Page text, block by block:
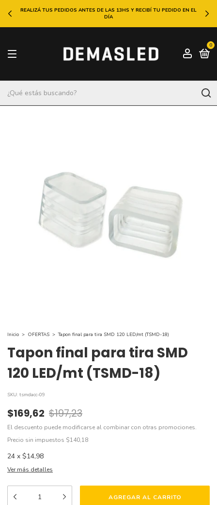
REALIZÁ TUS PEDIDOS ANTES DE LAS 13HS Y RECIBÍ TU PEDIDO EN EL
DÍA
0
Inicio > OFERTAS > Tapon final para tira SMD 120 LED/mt (TSMD-18)
Tapon final para tira SMD
120 LED/mt (TSMD-18)
SKU: tsmdacc-09
$169,62 $197,23
El descuento puede modificarse al combinar con otras promociones.
Precio sin impuestos $140,18
24 x $14,98
Ver más detalles